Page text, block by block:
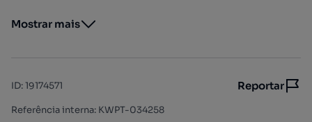
Mostrar mais
ID:19174571 Reportar
Referência interna: KWPT-034258